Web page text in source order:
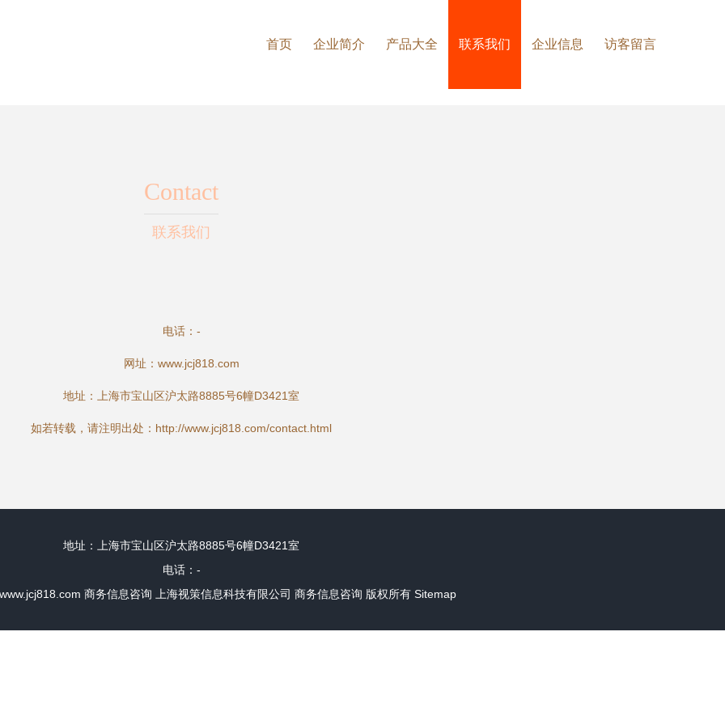
首页 企业简介 产品大全 联系我们 企业信息 访客留言
Contact
联系我们
电话：-
网址： www.jcj818.com
地址：上海市宝山区沪太路8885号6幢D3421室
如若转载，请注明出处：http://www.jcj818.com/contact.html
地址：上海市宝山区沪太路8885号6幢D3421室
电话：-
www.jcj818.com 商务信息咨询 上海视策信息科技有限公司 商务信息咨询 版权所有 Sitemap